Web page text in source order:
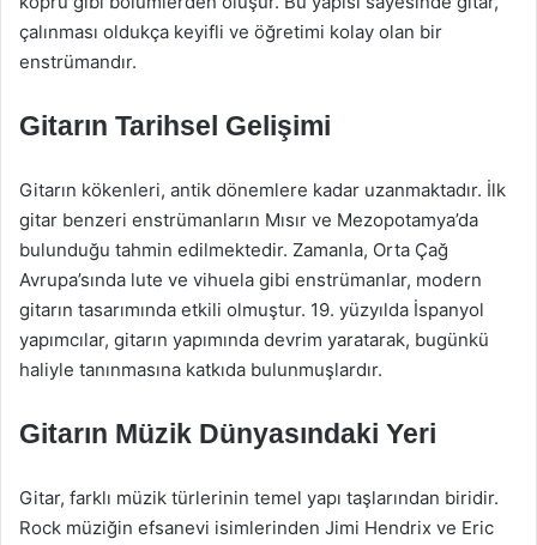
çalınması oldukça keyifli ve öğretimi kolay olan bir
enstrümandır.
Gitarın Tarihsel Gelişimi
Gitarın kökenleri, antik dönemlere kadar uzanmaktadır. İlk
gitar benzeri enstrümanların Mısır ve Mezopotamya’da
bulunduğu tahmin edilmektedir. Zamanla, Orta Çağ
Avrupa’sında lute ve vihuela gibi enstrümanlar, modern
gitarın tasarımında etkili olmuştur. 19. yüzyılda İspanyol
yapımcılar, gitarın yapımında devrim yaratarak, bugünkü
haliyle tanınmasına katkıda bulunmuşlardır.
Gitarın Müzik Dünyasındaki Yeri
Gitar, farklı müzik türlerinin temel yapı taşlarından biridir.
Rock müziğin efsanevi isimlerinden Jimi Hendrix ve Eric